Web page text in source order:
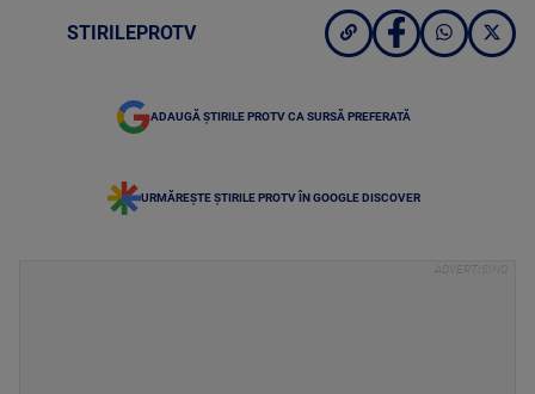
STIRILEPROTV
ADAUGĂ ȘTIRILE PROTV CA SURSĂ PREFERATĂ
URMĂREȘTE ȘTIRILE PROTV ÎN GOOGLE DISCOVER